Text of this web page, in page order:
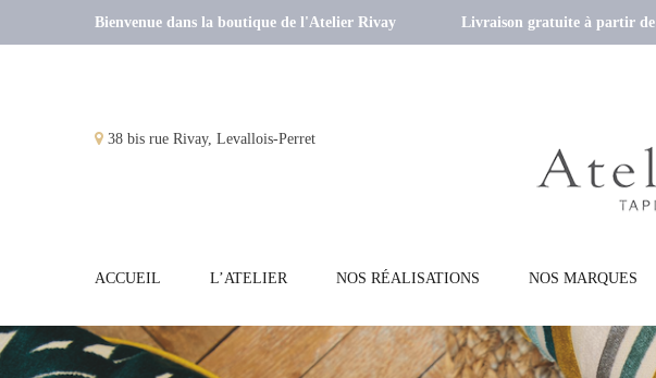
Bienvenue dans la boutique de l'Atelier Rivay Livraison gratuite à partir de
38 bis rue Rivay, Levallois-Perret
ACCUEIL L’ATELIER NOS RÉALISATIONS NOS MARQUES